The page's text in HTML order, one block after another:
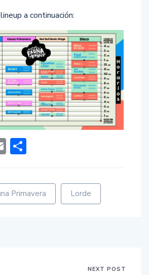
a continuación:
Email
Primavera Lorde
NEXT POST